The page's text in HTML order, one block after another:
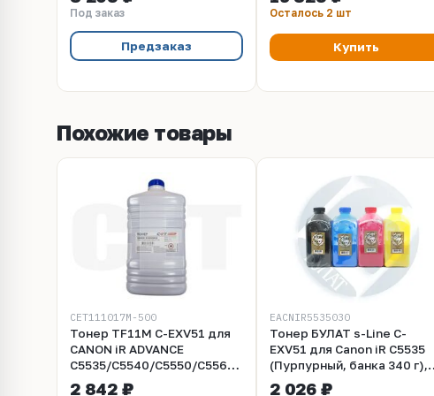
(CET) Yellow, 60000 стр.,
CET141501
Под заказ
Предзаказ
Осталось 2 шт
Купить
Похожие товары
CET111017M-500
Тонер TF11M C-EXV51 для
CANON iR ADVANCE
C5535/C5540/C5550/C5560
(CET) Magenta, 500г/бут,
2 842 ₽
EACNIR5535030
Тонер БУЛАТ s-Line C-
EXV51 для Canon iR C5535
(Пурпурный, банка 340 г),
для полной заправки
2 026 ₽